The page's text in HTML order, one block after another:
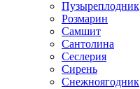
Пузыреплодник
Розмарин
Самшит
Сантолина
Сеслерия
Сирень
Снежноягодник